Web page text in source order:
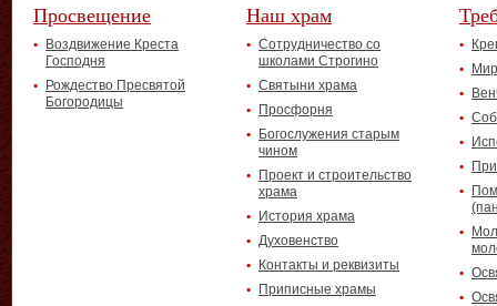
Просвещение
Воздвижение Креста
Господня
Рождество Пресвятой
Богородицы
Наш храм
Сотрудничество со
школами Строгино
Святыни храма
Просфорня
Богослужения старым
чином
Проект и строительство
храма
История храма
Духовенство
Контакты и реквизиты
Приписные храмы